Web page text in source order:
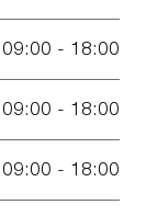
09:00 - 18:00
09:00 - 18:00
09:00 - 18:00